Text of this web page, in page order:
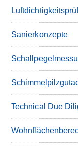
Sanierkonzepte
Technical Due